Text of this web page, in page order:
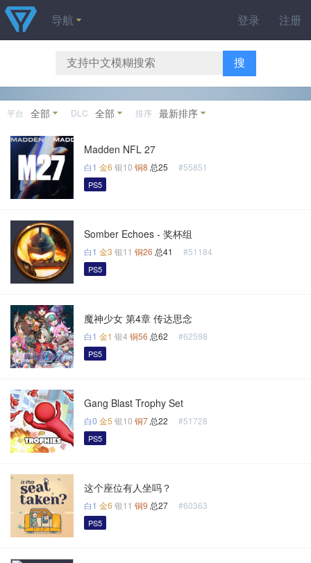
登录 注册
导航
搜
平台 全部 DLC 全部 排序 最新排序
Madden NFL 27
白1 金6 银10 铜8 总25 #55851
PS5
Somber Echoes - 奖杯组
白1 金3 银11 铜26 总41 #51184
PS5
魔神少女 第4章 传达思念
白1 金1 银4 铜56 总62 #62598
PS5
Gang Blast Trophy Set
白0 金5 银10 铜7 总22 #51728
PS5
这个座位有人坐吗？
白1 金6 银11 铜9 总27 #60363
PS5